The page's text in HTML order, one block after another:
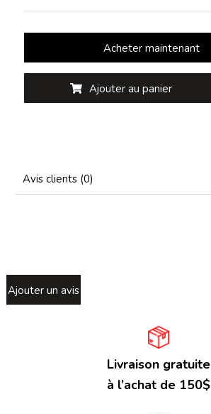
Acheter maintenant
Ajouter au panier
Avis clients (0)
Ajouter un avis
Livraison gratuite
à l’achat de 150$